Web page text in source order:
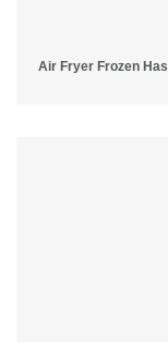
Air Fryer Frozen